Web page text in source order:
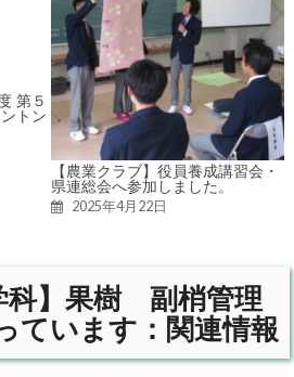
第５
トン
【農業クラブ】役員養成講習会・
県連総会へ参加しました。
2025年4月22日
科】果樹 副梢管理
ています：関連情報